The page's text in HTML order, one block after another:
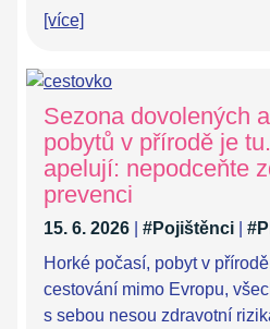
[více]
Sezona dovolených
pobytů v přírodě je
apelují: nepodceňte
prevenci
15. 6. 2026 #Pojištěnci
Horké počasí, pobyt v
cestování mimo Evropu,
s sebou nesou zdravotní